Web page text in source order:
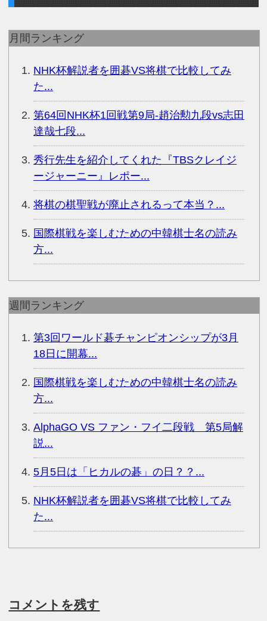
月間ランキング
NHK杯解説者を囲碁VS将棋で比較してみ
た...
第64回NHK杯1回戦第9局-趙治勲九段vs志田
達哉七段...
秀行先生を紹介してくれた『TBSクレイジ
ージャーニー』レポー...
将棋の棋聖戦が廃止されるって本当？...
国際棋戦を楽しむための中韓棋士名の読み
方...
週間ランキング
第3回ワールド碁チャンピオンシップが3月
18日に開幕...
国際棋戦を楽しむための中韓棋士名の読み
方...
AlphaGO VS ファン・フイ二段戦 第5局解
説...
5月5日は「ヒカルの碁」の日？？...
NHK杯解説者を囲碁VS将棋で比較してみ
た...
コメントを残す